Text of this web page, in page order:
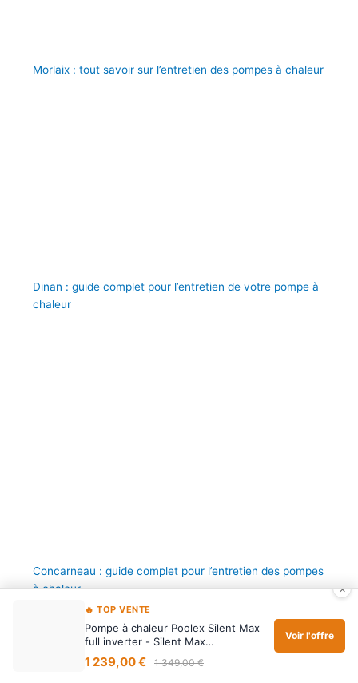
Morlaix : tout savoir sur l’entretien des pompes à chaleur
Dinan : guide complet pour l’entretien de votre pompe à
chaleur
Concarneau : guide complet pour l’entretien des pompes
à chaleur
×
🔥 TOP VENTE
Pompe à chaleur Poolex Silent Max
full inverter - Silent Max…
1 239,00 € 1 349,00 €
Voir l'offre